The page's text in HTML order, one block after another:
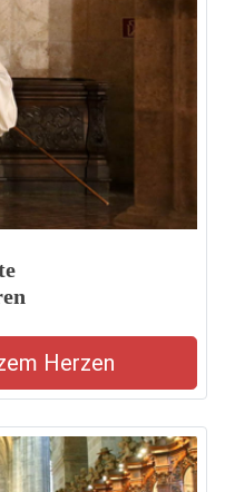
Herzen